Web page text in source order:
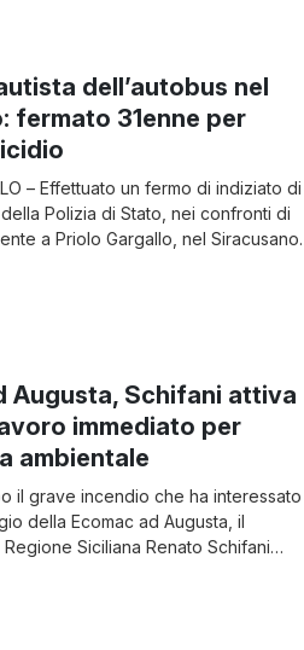
dell’autobus nel
fermato 31enne per
– Effettuato un fermo di indiziato di
Polizia di Stato, nei confronti di
a Priolo Gargallo, nel Siracusano,
omicidio. Accoltella l’autista di un
Augusta, Schifani attiva
immediato per
ambientale
il grave incendio che ha interessato
della Ecomac ad Augusta, il
Siciliana Renato Schifani
immediata di un gruppo di lavoro